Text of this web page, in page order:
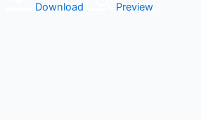
Download Preview